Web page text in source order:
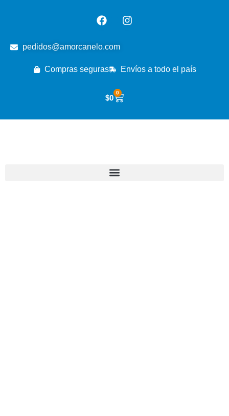
pedidos@amorcanelo.com
Compras seguras Envíos a todo el país
$0
0